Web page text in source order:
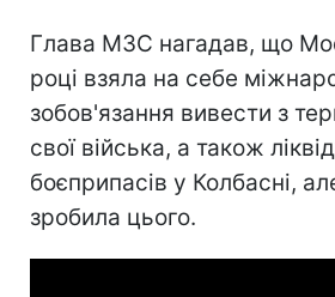
Глава МЗС нагадав, що
році взяла на себе
зобов'язання вивести з
свої війська, а також
боєприпасів у Колбасні,
зробила цього.